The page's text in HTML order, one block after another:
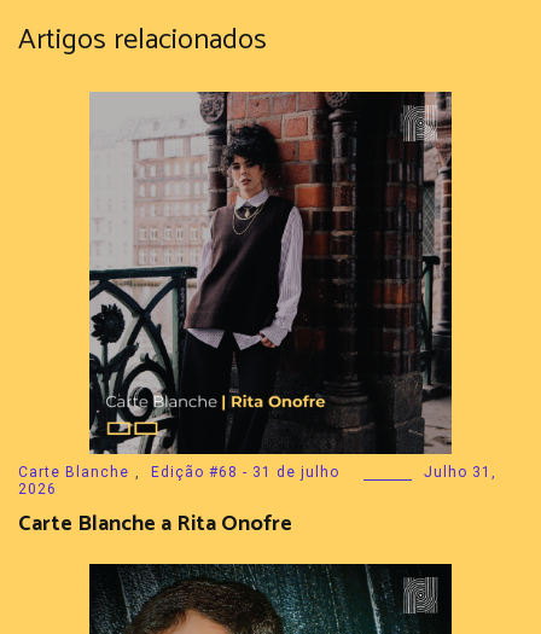
Artigos relacionados
Carte Blanche , Edição #68 - 31 de julho
Julho 31,
2026
Carte Blanche a Rita Onofre